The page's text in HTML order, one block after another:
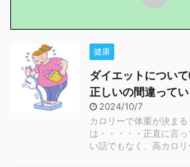
健康
ダイエットについ
正しいの間違ってい
2024/10/7
カロリーで体重が決ま
は・・・・・正直に言
い話でもなく、高カロ